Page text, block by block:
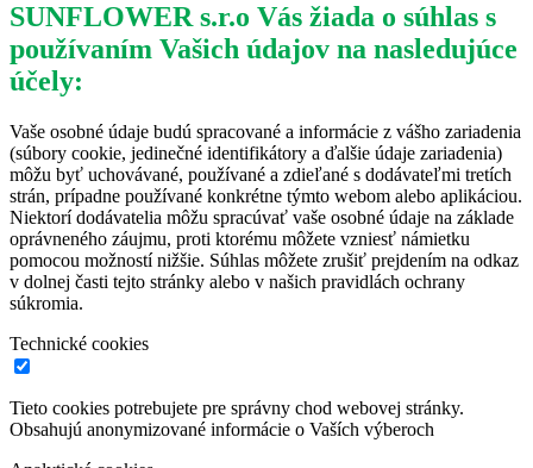
SUNFLOWER s.r.o Vás žiada o súhlas s
používaním Vašich údajov na nasledujúce
účely:
Vaše osobné údaje budú spracované a informácie z vášho zariadenia
(súbory cookie, jedinečné identifikátory a ďalšie údaje zariadenia)
môžu byť uchovávané, používané a zdieľané s dodávateľmi tretích
strán, prípadne používané konkrétne týmto webom alebo aplikáciou.
Niektorí dodávatelia môžu spracúvať vaše osobné údaje na základe
oprávneného záujmu, proti ktorému môžete vzniesť námietku
pomocou možností nižšie. Súhlas môžete zrušiť prejdením na odkaz
v dolnej časti tejto stránky alebo v našich pravidlách ochrany
súkromia.
Technické cookies
Tieto cookies potrebujete pre správny chod webovej stránky.
Obsahujú anonymizované informácie o Vaších výberoch